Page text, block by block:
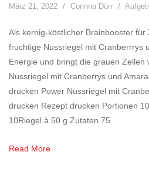
März 21, 2022 Corinna Dürr
Als kernig-köstlicher Brainbooster
fruchtige Nussriegel mit Cranberrrys
Energie und bringt die grauen Zellen
Nussriegel mit Cranberrys und
drucken Power Nussriegel mit
drucken Rezept drucken Portionen
10Riegel à 50 g Zutaten 75
Read More